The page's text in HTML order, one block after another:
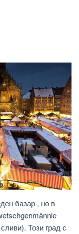
базар , но в
Този град с